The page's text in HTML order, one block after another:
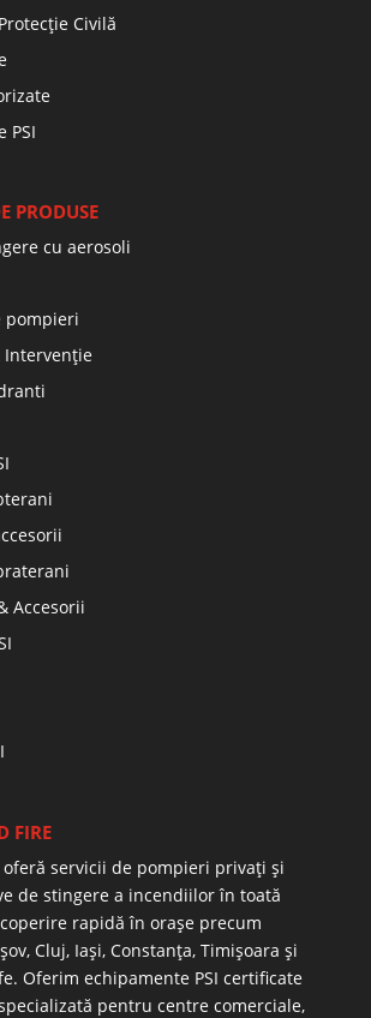
Civilă
PSI
PRODUSE
cu aerosoli
pompieri
Intervenție
Accesorii
FIRE
oferă servicii de pompieri privați și
de stingere a incendiilor în toată
rapidă în orașe precum
Cluj, Iași, Constanța, Timișoara și
Oferim echipamente PSI certificate
pentru centre comerciale,